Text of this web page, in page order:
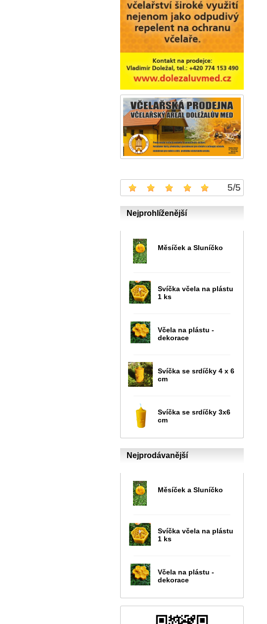
5/5
Nejprohlíženější
Měsíček a Sluníčko
Svíčka včela na plástu
1 ks
Včela na plástu -
dekorace
Svíčka se srdíčky 4 x 6
cm
Svíčka se srdíčky 3x6
cm
Nejprodávanější
Měsíček a Sluníčko
Svíčka včela na plástu
1 ks
Včela na plástu -
dekorace